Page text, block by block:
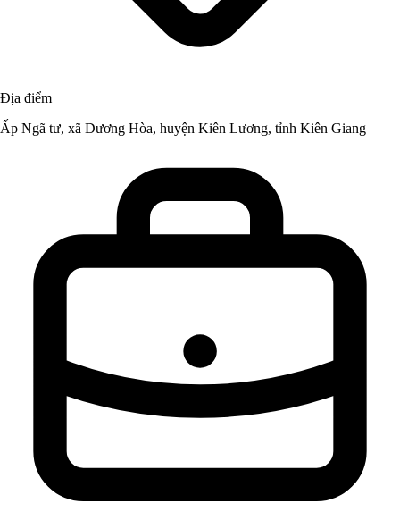
Địa điểm
Ấp Ngã tư, xã Dương Hòa, huyện Kiên Lương, tỉnh Kiên Giang